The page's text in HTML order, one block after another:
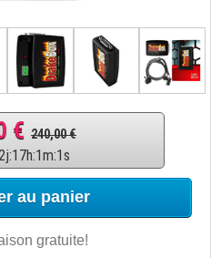
€ 240,00 €
j:17h:1m:0s
au panier
gratuite!